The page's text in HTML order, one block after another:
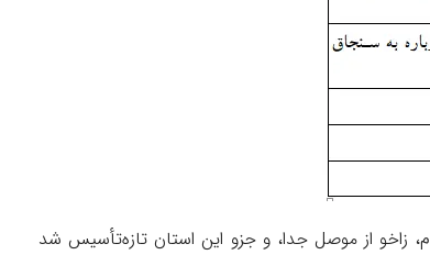
پس از تأسیس دولت عراق، زاخو جزو استان موصل شد و سرانجام با ایجاد استان دهوک در سال ۱۹۶۹ م، زاخو از موصل جدا، و جزو این استان تازه‌تأسیس شد